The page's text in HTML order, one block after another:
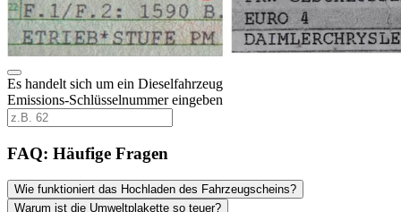
Es handelt sich um ein Dieselfahrzeug
Emissions-Schlüsselnummer eingeben
FAQ: Häufige Fragen
Wie funktioniert das Hochladen des Fahrzeugscheins?
Warum ist die Umweltplakette so teuer?